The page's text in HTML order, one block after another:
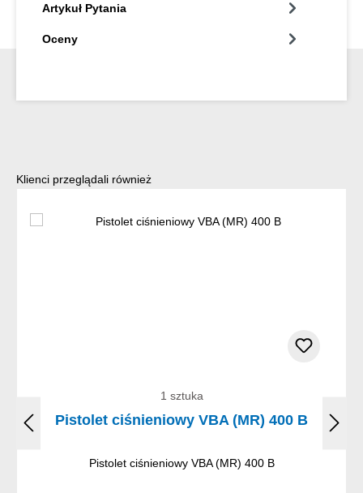
Artykuł Pytania
Oceny
Pomiń galerię produktów
Klienci przeglądali również
1 sztuka
Pistolet ciśnieniowy VBA (MR) 400 B
Pistolet ciśnieniowy VBA (MR) 400 B